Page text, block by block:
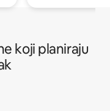
koji planiraju